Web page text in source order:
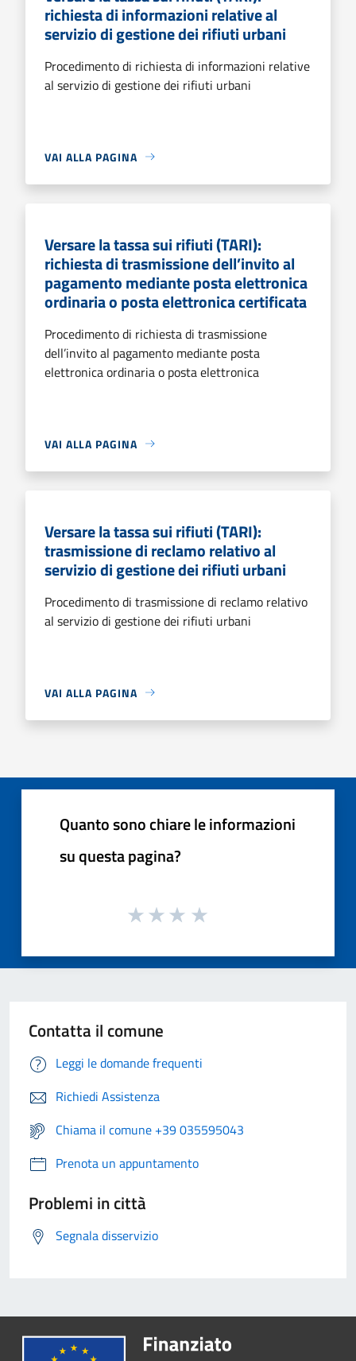
richiesta di informazioni relative al
servizio di gestione dei rifiuti urbani
Procedimento di richiesta di informazioni relative
al servizio di gestione dei rifiuti urbani
VAI ALLA PAGINA
Versare la tassa sui rifiuti (TARI):
richiesta di trasmissione dell’invito al
pagamento mediante posta elettronica
ordinaria o posta elettronica certificata
Procedimento di richiesta di trasmissione
dell’invito al pagamento mediante posta
elettronica ordinaria o posta elettronica
VAI ALLA PAGINA
Versare la tassa sui rifiuti (TARI):
trasmissione di reclamo relativo al
servizio di gestione dei rifiuti urbani
Procedimento di trasmissione di reclamo relativo
al servizio di gestione dei rifiuti urbani
VAI ALLA PAGINA
Quanto sono chiare le informazioni
su questa pagina?
Contatta il comune
Leggi le domande frequenti
Richiedi Assistenza
Chiama il comune +39 035595043
Prenota un appuntamento
Problemi in città
Segnala disservizio